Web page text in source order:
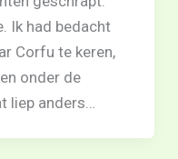
Ik had bedacht
Corfu te keren,
onder de
liep anders…